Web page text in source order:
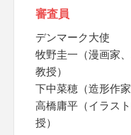
審査員
デンマーク大使
牧野圭一（漫画家
教授）
下中菜穂（造形作
高橋庸平（イラス
授）